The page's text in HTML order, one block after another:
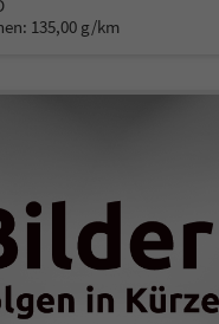
135,00 g/km